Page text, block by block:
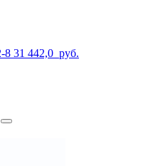
31 442,0 руб.